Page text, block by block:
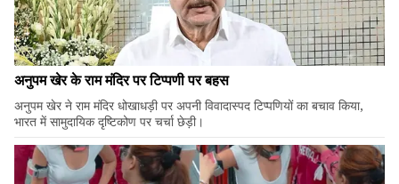
अनुपम खेर के राम मंदिर पर टिप्पणी पर बहस
अनुपम खेर ने राम मंदिर धोखाधड़ी पर अपनी विवादास्पद टिप्पणियों का बचाव किया,
भारत में सामुदायिक दृष्टिकोण पर चर्चा छेड़ी।